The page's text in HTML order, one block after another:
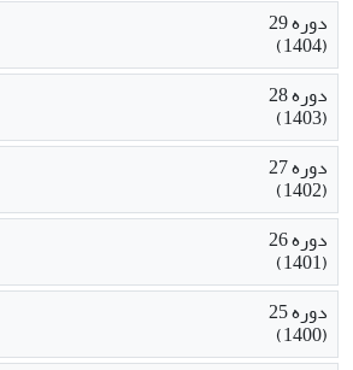
دوره 29
(1404)
دوره 28
(1403)
دوره 27
(1402)
دوره 26
(1401)
دوره 25
(1400)